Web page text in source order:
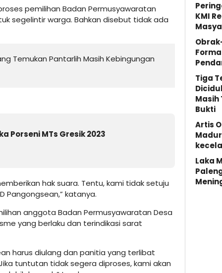
pemilihan Badan Permusyawaratan
segelintir warga. Bahkan disebut tidak ada
Temukan Pantarlih Masih Kebingungan
Porseni MTs Gresik 2023
hak suara. Tentu, kami tidak setuju
Pangongsean,” katanya.
anggota Badan Permusyawaratan Desa
yang berlaku dan terindikasi sarat
harus diulang dan panitia yang terlibat
tuntutan tidak segera diproses, kami akan
Jasa
KMI
Tiga
Bukti
Artis
Laka